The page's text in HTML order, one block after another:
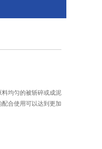
均匀的被斩碎或成泥
合使用可以达到更加